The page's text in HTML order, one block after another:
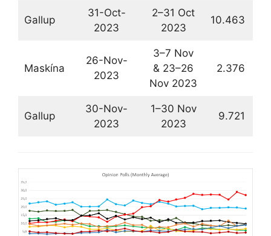
Gallup
31-Oct-
2023
2–31 Oct
2023
10.463
Maskína
26-Nov-
2023
3–7 Nov
& 23–26
Nov 2023
2.376
Gallup
30-Nov-
2023
1–30 Nov
2023
9.721